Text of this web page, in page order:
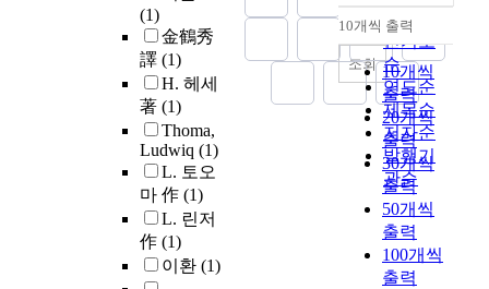
(1)
金鶴秀
譯 (1)
H. 헤세
著 (1)
Thoma,
Ludwiq (1)
L. 토오
마 作 (1)
L. 린저
作 (1)
이환 (1)
순
인기도
순
연도순
제목순
저자순
발행기
관순
내림차순
10개씩 출력
10개씩
출력
20개씩
출력
30개씩
출력
50개씩
출력
100개씩
출력
조회